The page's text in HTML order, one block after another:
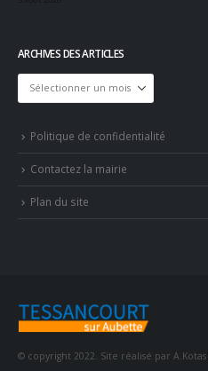
ARCHIVES DES ARTICLES
Archives
des
Politique de confidentialité
Contactez la mairie
Plan du site
© copyright 2022. Site réalisé par A.Kotas